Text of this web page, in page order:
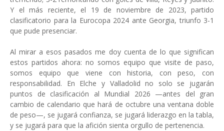
Y el más reciente, el 19 de noviembre de 2023, partido
clasificatorio para la Eurocopa 2024 ante Georgia, triunfo 3-1
que pude presenciar.
Al mirar a esos pasados me doy cuenta de lo que significan
estos partidos ahora: no somos equipo que visite de paso,
somos equipo que viene con historia, con peso, con
responsabilidad. En Elche y Valladolid no solo se jugarán
puntos de clasificación al Mundial 2026 —antes del gran
cambio de calendario que hará de octubre una ventana doble
de peso—, se jugará confianza, se jugará liderazgo en la tabla,
y se jugará para que la afición sienta orgullo de pertenencia.